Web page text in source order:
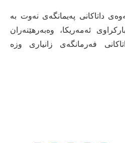
داتاکانی پەیمانگەی نەوت بە
ئەمەریکا، وەبەرهێنەران
فەرمانگەی زانیاری وزە